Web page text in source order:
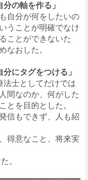
の軸を作る」
自分が何をしたいの
うことが明確でなけ
ことができないた
なおした。
にタグをつける」
法士としてだけでは
間なのか、何がした
とを目的とした。
信もできず、人も紹
得意なこと、将来実
。